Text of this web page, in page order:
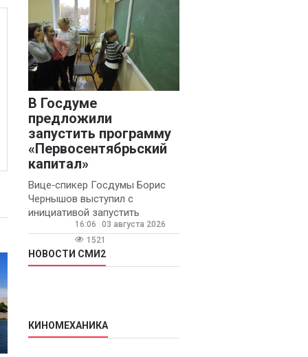
В Госдуме
предложили
запустить программу
«Первосентябрьский
капитал»
Вице‑спикер Госдумы Борис
Чернышов выступил с
инициативой запустить
ежегодную федеральную
программу
«Первосентябрьский капитал»
- она предполагает
16:06
03 августа 2026
1521
НОВОСТИ СМИ2
КИНОМЕХАНИКА